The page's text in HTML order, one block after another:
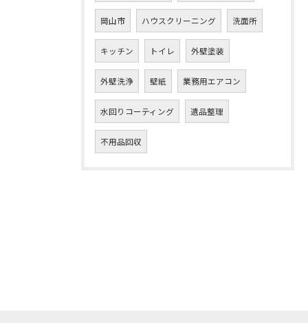
岡山市 ハウスクリーニング 洗面所
キッチン トイレ 外壁塗装
外壁洗浄 壁紙 業務用エアコン
水回りコーティング 遺品整理
不用品回収